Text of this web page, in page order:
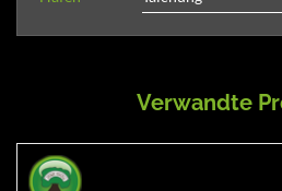
Verwandte